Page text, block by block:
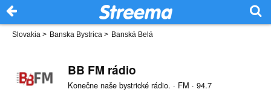
Slovakia > Banska Bystrica > Banská Belá
BB FM rádio
Konečne naše bystrické rádio. · FM · 94.7